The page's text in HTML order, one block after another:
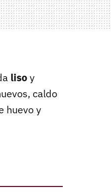
lisoy
caldo
huevo y